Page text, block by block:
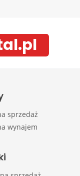
sprzedaż
wynajem